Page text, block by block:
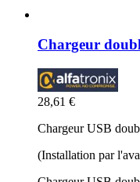
Chargeur
28,61 €
Chargeur USB
(Installation par